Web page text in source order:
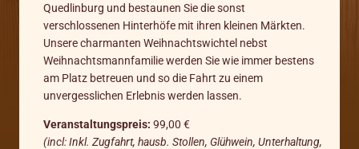
Quedlinburg und bestaunen Sie die sonst
verschlossenen Hinterhöfe mit ihren kleinen Märkten.
Unsere charmanten Weihnachtswichtel nebst
Weihnachtsmannfamilie werden Sie wie immer bestens
am Platz betreuen und so die Fahrt zu einem
unvergesslichen Erlebnis werden lassen.
Veranstaltungspreis: 99,00 €
(incl: Inkl. Zugfahrt, hausb. Stollen, Glühwein, Unterhaltung,